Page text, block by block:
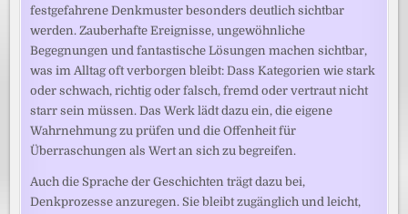
festgefahrene Denkmuster besonders deutlich sichtbar
werden. Zauberhafte Ereignisse, ungewöhnliche
Begegnungen und fantastische Lösungen machen sichtbar,
was im Alltag oft verborgen bleibt: Dass Kategorien wie stark
oder schwach, richtig oder falsch, fremd oder vertraut nicht
starr sein müssen. Das Werk lädt dazu ein, die eigene
Wahrnehmung zu prüfen und die Offenheit für
Überraschungen als Wert an sich zu begreifen.
Auch die Sprache der Geschichten trägt dazu bei,
Denkprozesse anzuregen. Sie bleibt zugänglich und leicht,